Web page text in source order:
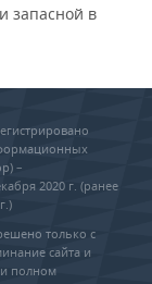
запасной в
–
2020 г. (ранее
только с
сайта и
полном